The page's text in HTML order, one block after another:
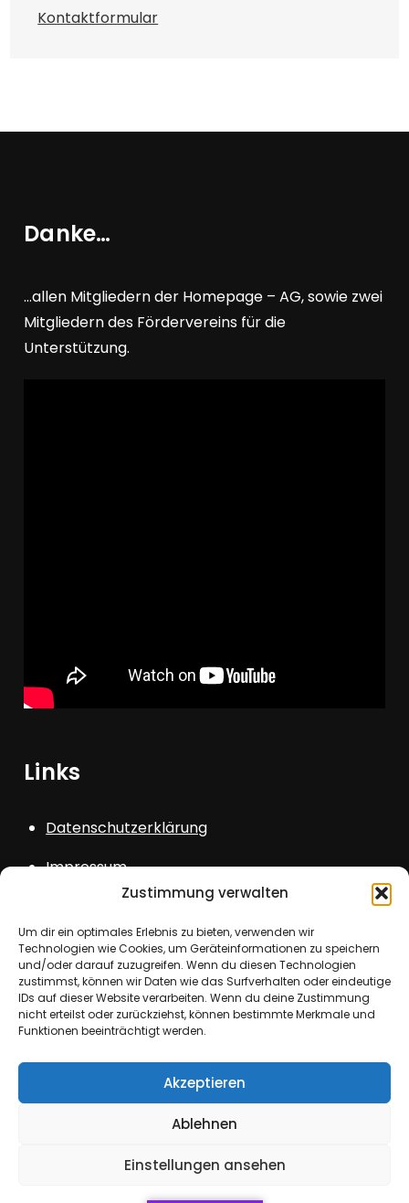
Zustimmung verwalten
Um dir ein optimales Erlebnis zu bieten, verwenden wir
Technologien wie Cookies, um Geräteinformationen zu speichern
und/oder darauf zuzugreifen. Wenn du diesen Technologien
zustimmst, können wir Daten wie das Surfverhalten oder eindeutige
IDs auf dieser Website verarbeiten. Wenn du deine Zustimmung
nicht erteilst oder zurückziehst, können bestimmte Merkmale und
Funktionen beeinträchtigt werden.
Akzeptieren
Ablehnen
Einstellungen ansehen
Kontaktformular
Danke…
…allen Mitgliedern der Homepage – AG, sowie zwei
Mitgliedern des Fördervereins für die
Unterstützung.
Links
Datenschutzerklärung
Impressum
Login
Copyright © All rights reserved. Theme Kids
Creativ Themes